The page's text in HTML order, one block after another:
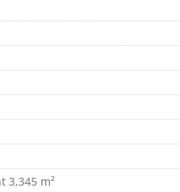
3,345 m²